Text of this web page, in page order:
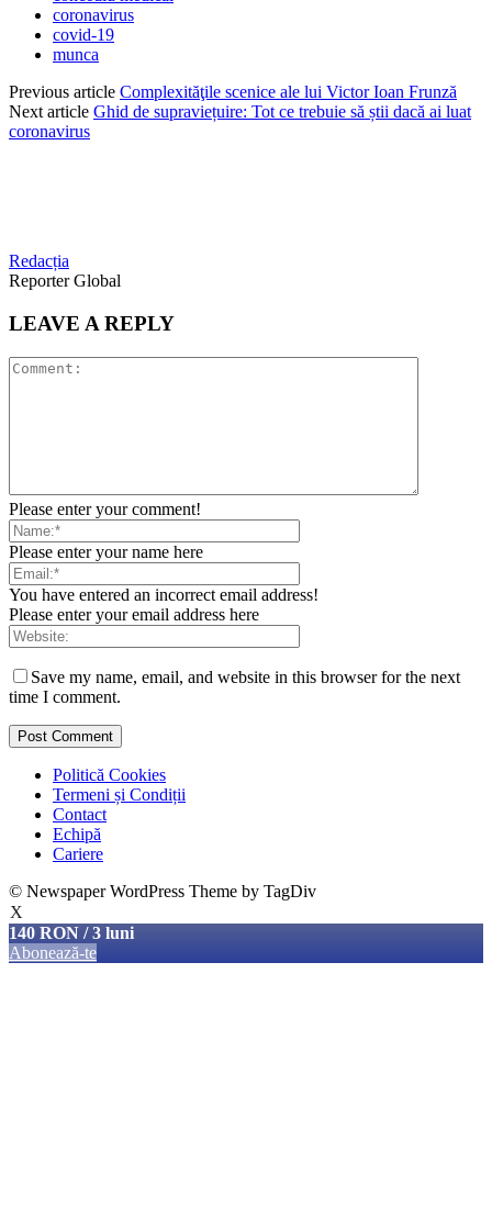
coronavirus
covid-19
munca
Previous article Complexităţile scenice ale lui Victor Ioan Frunză
Next article Ghid de supraviețuire: Tot ce trebuie să știi dacă ai luat
coronavirus
Redacția
Reporter Global
LEAVE A REPLY
Please enter your comment!
Please enter your name here
You have entered an incorrect email address!
Please enter your email address here
Save my name, email, and website in this browser for the next
time I comment.
Politică Cookies
Termeni și Condiții
Contact
Echipă
Cariere
© Newspaper WordPress Theme by TagDiv
X
140 RON / 3 luni
Abonează-te